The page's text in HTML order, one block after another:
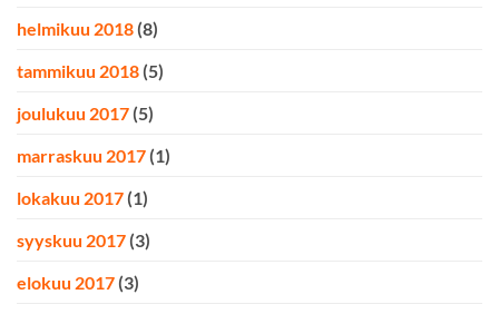
helmikuu 2018 (8)
tammikuu 2018 (5)
joulukuu 2017 (5)
marraskuu 2017 (1)
lokakuu 2017 (1)
syyskuu 2017 (3)
elokuu 2017 (3)